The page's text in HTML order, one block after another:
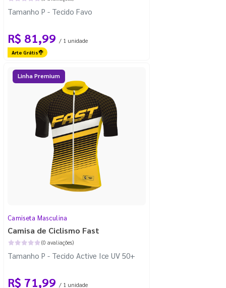
Tamanho P - Tecido Favo
R$ 81,99 / 1 unidade
Arte Grátis
Linha Premium
Camiseta Masculina
Camisa de Ciclismo Fast
(0 avaliações)
Tamanho P - Tecido Active Ice UV 50+
R$ 71,99 / 1 unidade